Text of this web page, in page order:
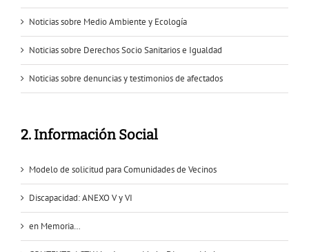
Noticias sobre Medio Ambiente y Ecología
Noticias sobre Derechos Socio Sanitarios e Igualdad
Noticias sobre denuncias y testimonios de afectados
2. Información Social
Modelo de solicitud para Comunidades de Vecinos
Discapacidad: ANEXO V y VI
en Memoria…